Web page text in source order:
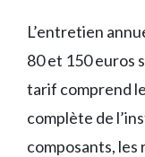
L’entretien
80 et 150 euros
tarif comprend
complète de
composants, les